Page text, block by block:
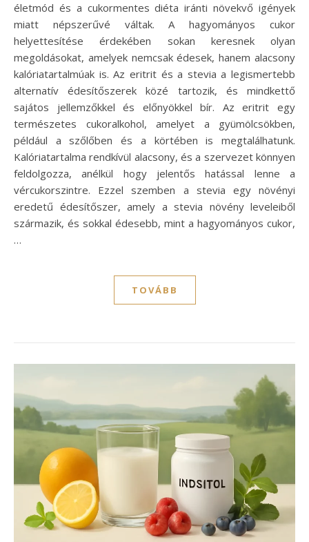
életmód és a cukormentes diéta iránti növekvő igények
miatt népszerűvé váltak. A hagyományos cukor
helyettesítése érdekében sokan keresnek olyan
megoldásokat, amelyek nemcsak édesek, hanem alacsony
kalóriatartalmúak is. Az eritrit és a stevia a legismertebb
alternatív édesítőszerek közé tartozik, és mindkettő
sajátos jellemzőkkel és előnyökkel bír. Az eritrit egy
természetes cukoralkohol, amelyet a gyümölcsökben,
például a szőlőben és a körtében is megtalálhatunk.
Kalóriatartalma rendkívül alacsony, és a szervezet könnyen
feldolgozza, anélkül hogy jelentős hatással lenne a
vércukorszintre. Ezzel szemben a stevia egy növényi
eredetű édesítőszer, amely a stevia növény leveleiből
származik, és sokkal édesebb, mint a hagyományos cukor,
…
TOVÁBB